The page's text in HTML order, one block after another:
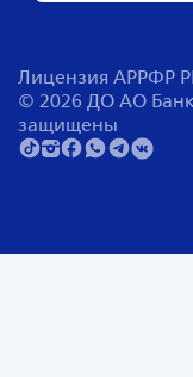
Лицензия АРРФР
© 2026 ДО АО Банк
защищены